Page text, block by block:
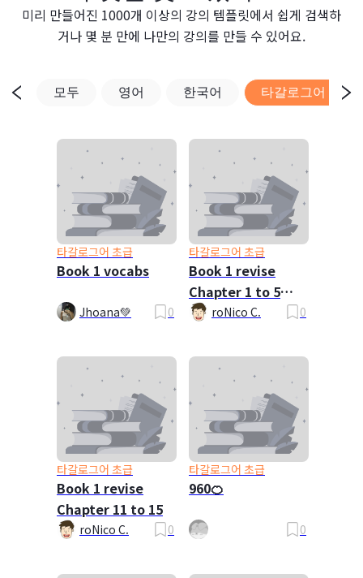
미리 만들어진 1000개 이상의 강의 템플릿에서 쉽게 검색하
거나 몇 분 만에 나만의 강의를 만들 수 있어요.
모두 영어 한국어 타갈로그어
타갈로그어 초급
Book 1 vocabs
Jhoana💚 0
타갈로그어 초급
Book 1 revise
Chapter 1 to 5
Requested By
roNico C. 0
타갈로그어 초급
Book 1 revise
Chapter 11 to 15
roNico C. 0
타갈로그어 초급
960🍊
0